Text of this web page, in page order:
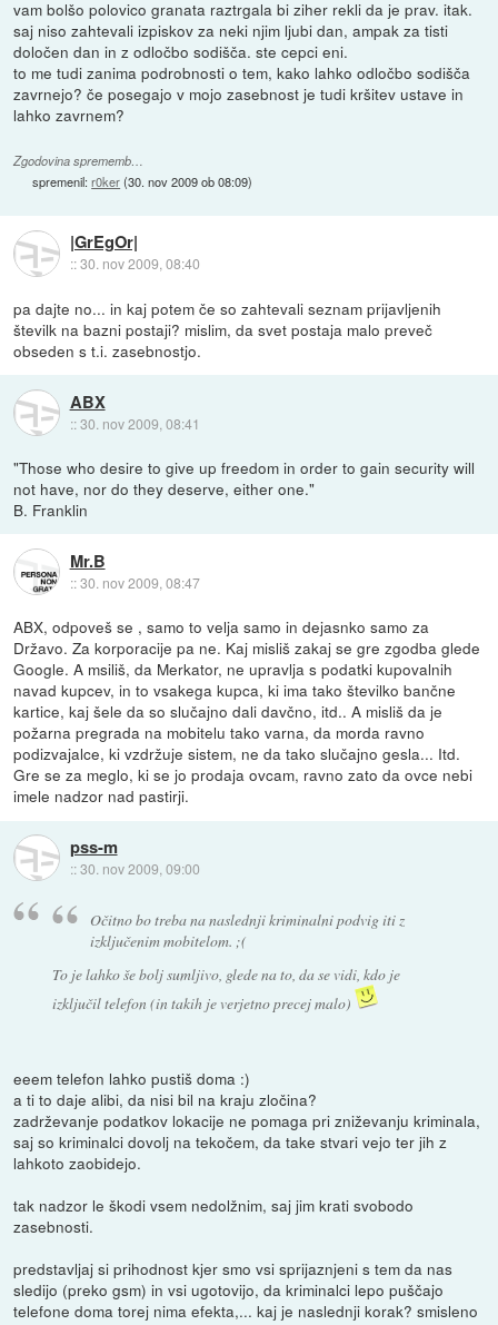
vam bolšo polovico granata raztrgala bi ziher rekli da je prav. itak.
saj niso zahtevali izpiskov za neki njim ljubi dan, ampak za tisti
določen dan in z odločbo sodišča. ste cepci eni.
to me tudi zanima podrobnosti o tem, kako lahko odločbo sodišča
zavrnejo? če posegajo v mojo zasebnost je tudi kršitev ustave in
lahko zavrnem?
Zgodovina sprememb…
spremenil:r0ker(30. nov 2009 ob 08:09)
|GrEgOr|
::30. nov 2009, 08:40
pa dajte no... in kaj potem če so zahtevali seznam prijavljenih
številk na bazni postaji? mislim, da svet postaja malo preveč
obseden s t.i. zasebnostjo.
ABX
::30. nov 2009, 08:41
"Those who desire to give up freedom in order to gain security will
not have, nor do they deserve, either one."
B. Franklin
Mr.B
::30. nov 2009, 08:47
ABX, odpoveš se , samo to velja samo in dejasnko samo za
Državo. Za korporacije pa ne. Kaj misliš zakaj se gre zgodba glede
Google. A msiliš, da Merkator, ne upravlja s podatki kupovalnih
navad kupcev, in to vsakega kupca, ki ima tako številko bančne
kartice, kaj šele da so slučajno dali davčno, itd.. A misliš da je
požarna pregrada na mobitelu tako varna, da morda ravno
podizvajalce, ki vzdržuje sistem, ne da tako slučajno gesla... Itd.
Gre se za meglo, ki se jo prodaja ovcam, ravno zato da ovce nebi
imele nadzor nad pastirji.
pss-m
::30. nov 2009, 09:00
Očitno bo treba na naslednji kriminalni podvig iti z
izključenim mobitelom. ;(
To je lahko še bolj sumljivo, glede na to, da se vidi, kdo je
izključil telefon (in takih je verjetno precej malo)
eeem telefon lahko pustiš doma :)
a ti to daje alibi, da nisi bil na kraju zločina?
zadrževanje podatkov lokacije ne pomaga pri zniževanju kriminala,
saj so kriminalci dovolj na tekočem, da take stvari vejo ter jih z
lahkoto zaobidejo.
tak nadzor le škodi vsem nedolžnim, saj jim krati svobodo
zasebnosti.
predstavljaj si prihodnost kjer smo vsi sprijaznjeni s tem da nas
sledijo (preko gsm) in vsi ugotovijo, da kriminalci lepo puščajo
telefone doma torej nima efekta,... kaj je naslednji korak? smisleno